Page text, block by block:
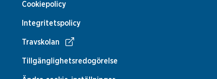
Cookiepolicy
Integritetspolicy
Travskolan
Tillgänglighetsredogörelse